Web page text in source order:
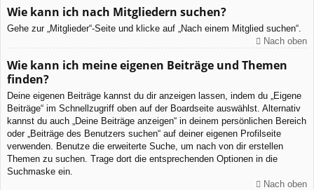
Wie kann ich nach Mitgliedern suchen?
Gehe zur „Mitglieder“-Seite und klicke auf „Nach einem Mitglied suchen“.
Nach oben
Wie kann ich meine eigenen Beiträge und Themen
finden?
Deine eigenen Beiträge kannst du dir anzeigen lassen, indem du „Eigene
Beiträge“ im Schnellzugriff oben auf der Boardseite auswählst. Alternativ
kannst du auch „Deine Beiträge anzeigen“ in deinem persönlichen Bereich
oder „Beiträge des Benutzers suchen“ auf deiner eigenen Profilseite
verwenden. Benutze die erweiterte Suche, um nach von dir erstellen
Themen zu suchen. Trage dort die entsprechenden Optionen in die
Suchmaske ein.
Nach oben